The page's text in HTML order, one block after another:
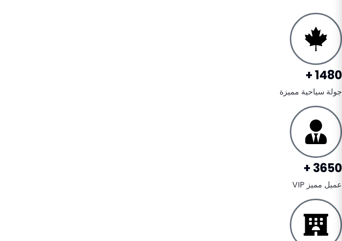
1480 +
جولة سياحية مميزة
3650 +
عميل مميز VIP